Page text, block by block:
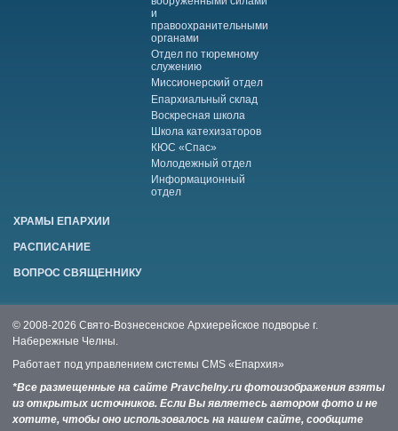
и
правоохранительными
органами
Отдел по тюремному
служению
Миссионерский отдел
Епархиальный склад
Воскресная школа
Школа катехизаторов
КЮС «Спас»
Молодежный отдел
Информационный
отдел
ХРАМЫ ЕПАРХИИ
РАСПИСАНИЕ
ВОПРОС СВЯЩЕННИКУ
© 2008-2026 Свято-Вознесенское Архиерейское подворье г.
Набережные Челны.
Работает под управлением системы CMS «Епархия»
*Все размещенные на сайте Pravchelny.ru фотоизображения взяты
из открытых источников. Если Вы являетесь автором фото и не
хотите, чтобы оно использовалось на нашем сайте, сообщите